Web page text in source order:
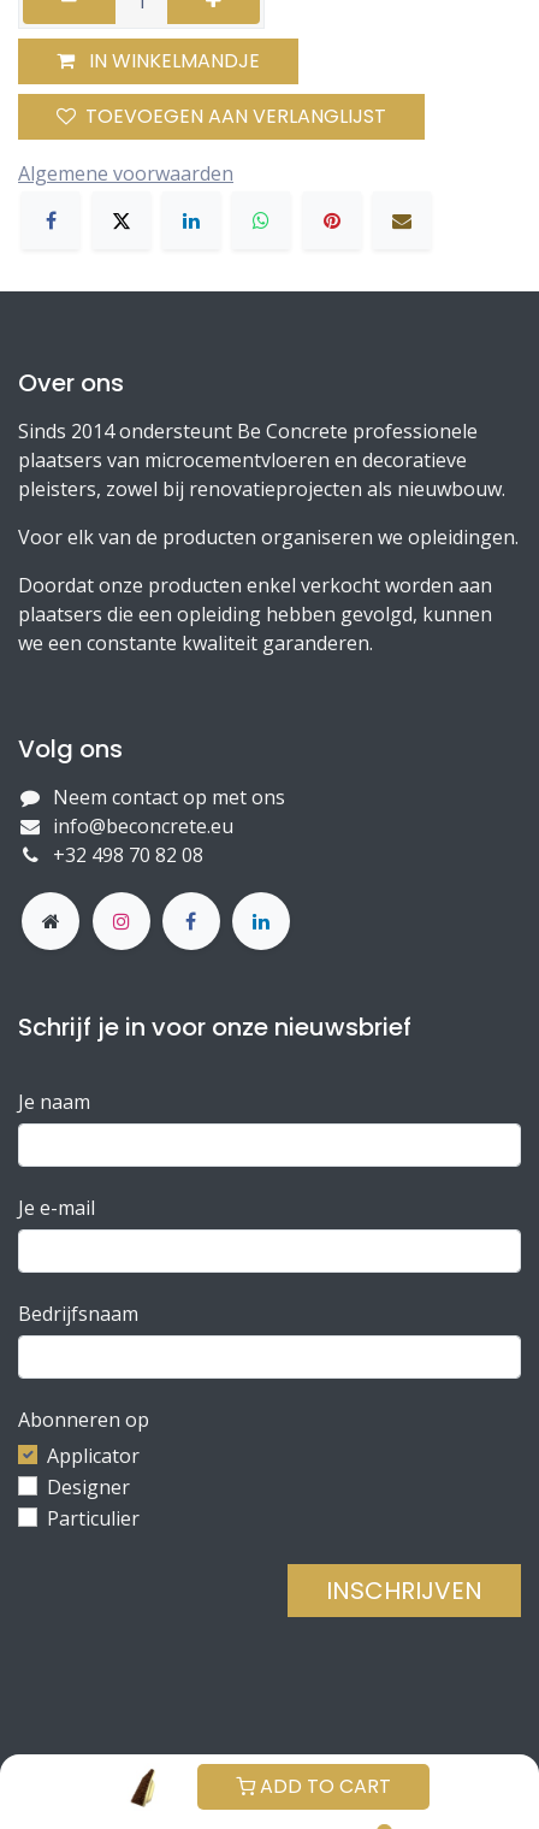
ADD TO CART
IN WINKELMANDJE
TOEVOEGEN AAN VERLANGLIJST
Algemene voorwaarden
Over ons
Sinds 2014 ondersteunt Be Concrete professionele
plaatsers van microcementvloeren en decoratieve
pleisters, zowel bij renovatieprojecten als nieuwbouw.
Voor elk van de producten organiseren we opleidingen.
Doordat onze producten enkel verkocht worden aan
plaatsers die een opleiding hebben gevolgd, kunnen
we een constante kwaliteit garanderen.
Volg ons
Neem contact op met ons
info@beconcrete.eu
+32 498 70 82 08
Schrijf je in voor onze nieuwsbrief
Je naam
Je e-mail
Bedrijfsnaam
Abonneren op
Applicator
Designer
Particulier
INSCHRIJVEN
Copyright © Be Concrete NEDERLANDS (BE)
Aangeboden door - De #1Open source e-